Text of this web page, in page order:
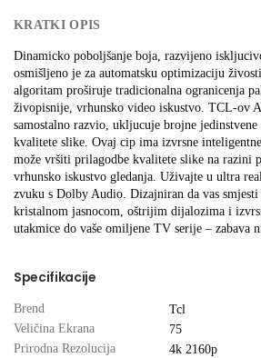
KRATKI OPIS
Dinamicko poboljšanje boja, razvijeno
osmišljeno je za automatsku optimizaciju
algoritam proširuje tradicionalna ogranicenja
živopisnije, vrhunsko video iskustvo. TCL-ov
samostalno razvio, ukljucuje brojne jedinstvene
kvalitete slike. Ovaj cip ima izvrsne
može vršiti prilagodbe kvalitete slike na razini
vrhunsko iskustvo gledanja. Uživajte u ultra
zvuku s Dolby Audio. Dizajniran da vas smjesti
kristalnom jasnocom, oštrijim dijalozima i
utakmice do vaše omiljene TV serije – zabava
Specifikacije
Brend
Tcl
Veličina Ekrana
75
Prirodna Rezolucija
4k 2160p